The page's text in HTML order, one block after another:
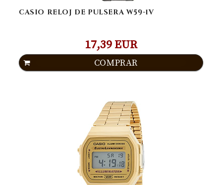
CASIO RELOJ DE PULSERA W59-1V
17,39 EUR
COMPRAR